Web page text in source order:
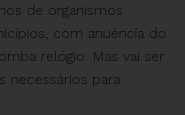
de organismos
com anuência do
relógio. Mas vai ser
necessários para